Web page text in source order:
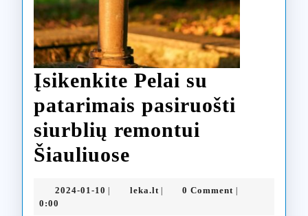
Įsikenkite Pelai su
patarimais pasiruošti
siurblių remontui
Šiauliuose
2024-01-10 2024-leka.ltleka.lt0 Comment
0:00